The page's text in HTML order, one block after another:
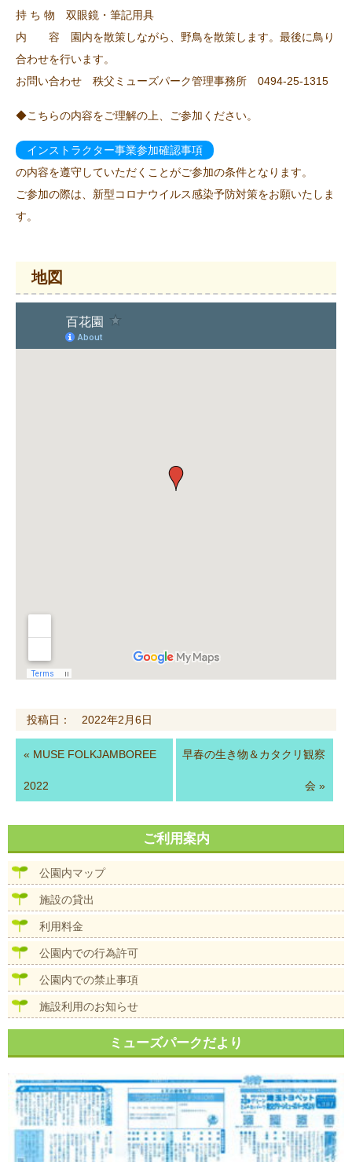
持 ち 物 双眼鏡・筆記用具
内 容 園内を散策しながら、野鳥を散策します。最後に鳥り
合わせを行います。
お問い合わせ 秩父ミューズパーク管理事務所 0494-25-1315
◆こちらの内容をご理解の上、ご参加ください。
インストラクター事業参加確認事項
の内容を遵守していただくことがご参加の条件となります。
ご参加の際は、新型コロナウイルス感染予防対策をお願いたしま
す。
地図
投稿日： 2022年2月6日
« MUSE FOLKJAMBOREE
2022
早春の生き物＆カタクリ観察
会»
ご利用案内
公園内マップ
施設の貸出
利用料金
公園内での行為許可
公園内での禁止事項
施設利用のお知らせ
ミューズパークだより